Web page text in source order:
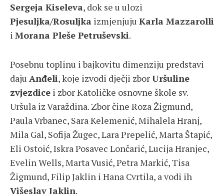
Sergeja Kiseleva, dok se u ulozi
Pjesuljka/Rosuljka izmjenjuju Karla Mazzarolli
i Morana Pleše Petruševski.
Posebnu toplinu i bajkovitu dimenziju predstavi
daju Anđeli, koje izvodi dječji zborUršuline
zvjezdice i zbor Katoličke osnovne škole sv.
Uršula iz Varaždina. Zbor čine Roza Žigmund,
Paula Vrbanec, Sara Kelemenić, Mihalela Hranj,
Mila Gal, Sofija Žugec, Lara Prepelić, Marta Štapić,
Eli Ostoić, Iskra Posavec Lončarić, Lucija Hranjec,
Evelin Wells, Marta Vusić, Petra Markić, Tisa
Žigmund, Filip Jaklin i Hana Cvrtila, a vodi ih
Višeslav Jaklin.